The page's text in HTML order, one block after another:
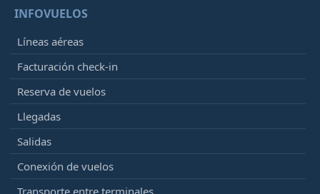
INFOVUELOS
Líneas aéreas
Facturación check-in
Reserva de vuelos
Llegadas
Salidas
Conexión de vuelos